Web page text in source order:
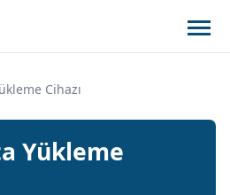
Cihazı
Yükleme